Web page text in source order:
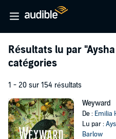
Résultats lu par
catégories
1 - 20 sur 154 résultats
Weyward
De : Emilia
Lu par :
Barlow